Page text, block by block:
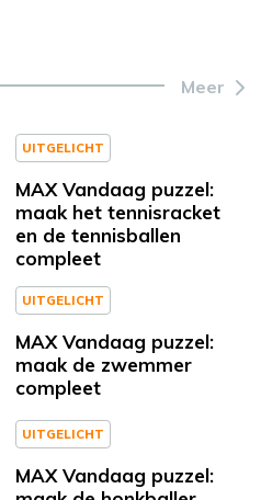
Meer
UITGELICHT
MAX Vandaag puzzel:
maak het tennisracket
en de tennisballen
compleet
UITGELICHT
MAX Vandaag puzzel:
maak de zwemmer
compleet
UITGELICHT
MAX Vandaag puzzel: